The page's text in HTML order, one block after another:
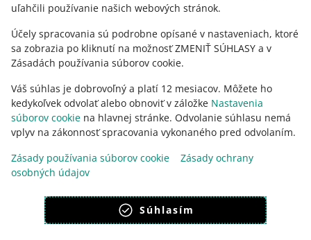
uľahčili používanie našich webových stránok.
Účely spracovania sú podrobne opísané v nastaveniach, ktoré
sa zobrazia po kliknutí na možnosť ZMENIŤ SÚHLASY a v
Zásadách používania súborov cookie.
Váš súhlas je dobrovoľný a platí 12 mesiacov. Môžete ho
kedykoľvek odvolať alebo obnoviť v záložke Nastavenia
súborov cookie na hlavnej stránke. Odvolanie súhlasu nemá
vplyv na zákonnosť spracovania vykonaného pred odvolaním.
Zásady používania súborov cookie
Zásady ochrany
osobných údajov
Súhlasím
vzhľad: svetlý motív